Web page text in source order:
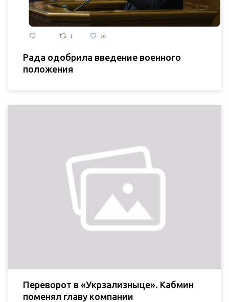
Рада одобрила введение военного
положения
Переворот в «Укрзализныце». Кабмин
поменял главу компании